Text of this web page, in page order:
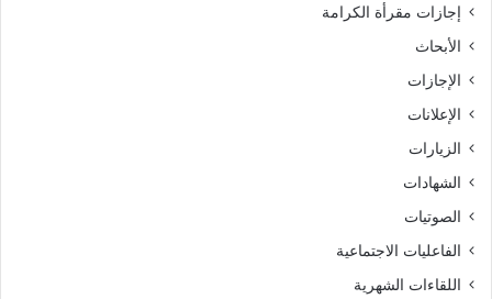
إجازات مقرأة الكرامة
الأبحاث
الإجازات
الإعلانات
الزيارات
الشهادات
الصوتيات
الفاعليات الاجتماعية
اللقاءات الشهرية